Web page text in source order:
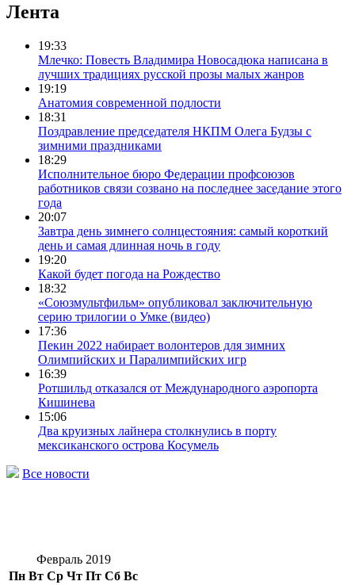
Лента
19:33
Млечко: Повесть Владимира Новосадюка написана в
лучших традициях русской прозы малых жанров
19:19
Анатомия современной подлости
18:31
Поздравление председателя НКПМ Олега Будзы с
зимними праздниками
18:29
Исполнительное бюро Федерации профсоюзов
работников связи созвано на последнее заседание этого
года
20:07
Завтра день зимнего солнцестояния: самый короткий
день и самая длинная ночь в году
19:20
Какой будет погода на Рождество
18:32
«Союзмультфильм» опубликовал заключительную
серию трилогии о Умке (видео)
17:36
Пекин 2022 набирает волонтеров для зимних
Олимпийских и Паралимпийских игр
16:39
Ротшильд отказался от Международного аэропорта
Кишинева
15:06
Два круизных лайнера столкнулись в порту
мексиканского острова Косумель
Все новости
Февраль 2019
Пн Вт Ср Чт Пт Сб Вс